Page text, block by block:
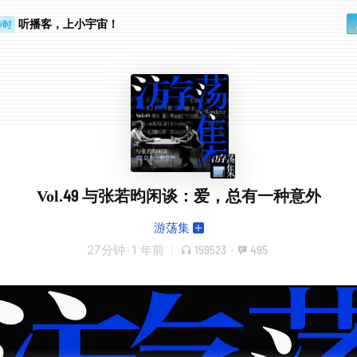
时 听播客，上小宇宙！
Vol.49 与张若昀闲谈：爱，总有一种意外
游荡集
27分钟 · 1 年前 159523 · 495